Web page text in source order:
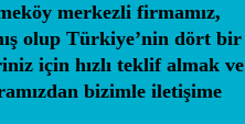
merkezli firmamız,
olup Türkiye’nin dört bir
için hızlı teklif almak ve
bizimle iletişime